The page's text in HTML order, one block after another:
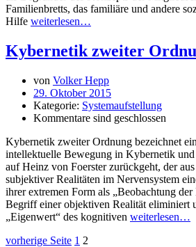
Familienbretts, das familiäre und andere
Hilfe weiterlesen…
Kybernetik zweiter
von Volker Hepp
29. Oktober 2015
Kategorie: Systemaufstellung
Kommentare sind geschlossen
Kybernetik zweiter Ordnung bezeichnet
intellektuelle Bewegung in Kybernetik
auf Heinz von Foerster zurückgeht, der
subjektiver Realitäten im Nervensystem
ihrer extremen Form als „Beobachtung der
Begriff einer objektiven Realität eliminiert
„Eigenwert“ des kognitiven weiterlesen…
vorherige Seite 1 2